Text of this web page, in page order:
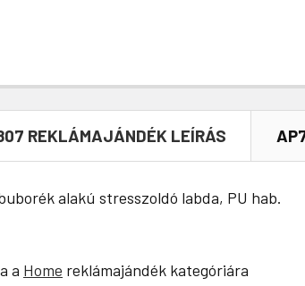
REKLÁMAJÁNDÉK LEÍRÁS
alakú stresszoldó labda, PU hab.
a Home reklámajándék kategóriára